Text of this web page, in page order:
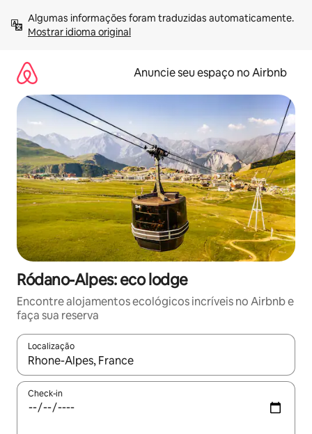
para
Mostrar idioma original
Anuncie seu espaço no Airbnb
Ródano-Alpes: eco lodge
Encontre alojamentos ecológicos incríveis no Airbnb e
faça sua reserva
Localização
Quando os resultados estiverem disponíveis, explore-os
Check-in